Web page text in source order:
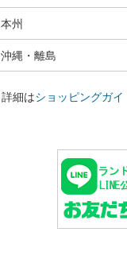
本州
沖縄・離島
詳細はショッピングガイ